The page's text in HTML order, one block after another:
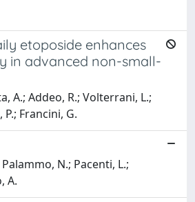
etoposide enhances
in advanced non-small-
A.; Addeo, R.; Volterrani, L.;
Francini, G.
N.; Pacenti, L.;
A.